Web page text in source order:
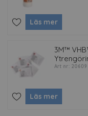
Läs mer
3M™
Art nr: 20609
Läs mer